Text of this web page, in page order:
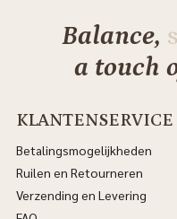
Balance,
a touch
KLANTENSERVICE
Betalingsmogelijkheden
Ruilen en Retourneren
Verzending en Levering